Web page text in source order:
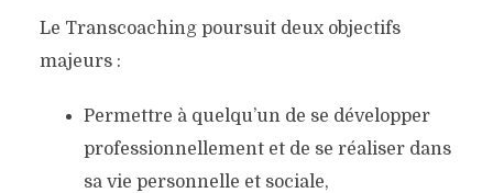
Le Transcoaching poursuit deux objectifs
majeurs :
Permettre à quelqu’un de se développer
professionnellement et de se réaliser dans
sa vie personnelle et sociale,